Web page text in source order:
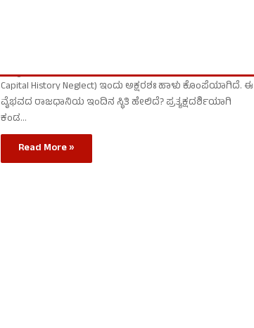
ರಾಷ್ಟ್ರಕೂಟರ ರಾಜಧಾನಿ ಮಾನ್ಯಖೇಟವು (Manyakheta Rashtrakuta
Capital History Neglect) ಇಂದು ಅಕ್ಷರಶಃ ಹಾಳು ಕೊಂಪೆಯಾಗಿದೆ. ಈ
ವೈಭವದ ರಾಜಧಾನಿಯ ಇಂದಿನ ಸ್ಥಿತಿ ಹೇಲಿದೆ? ಪ್ರತ್ಯಕ್ಷದರ್ಶಿಯಾಗಿ
ಕಂಡ…
Read More »